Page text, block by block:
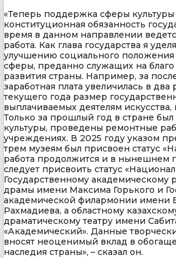
«Теперь поддержка сферы культуры
конституционная обязанность
время в данном направлении
работа. Как глава государства я
улучшению социального положения
сферы, преданно служащих на благо
развития страны. Например, за
заработная плата увеличилась в два
текущего года размер
выплачиваемых деятелям искусства,
Только за прошлый год в стране был
культуры, проведены ремонтные
учреждениях. В 2025 году указом
трем музеям был присвоен статус
работа продолжится и в нынешнем
следует присвоить статус
Государственному академическому
драмы имени Максима Горького и
академической филармонии имени
Рахмадиева, а областному
драматическому театру имени
«Академический». Данные
вносят неоценимый вклад в
наследия страны», – сказал он.